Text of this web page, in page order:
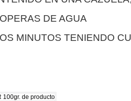
DE AGUA
MINUTOS TENIENDO
100gr. de producto